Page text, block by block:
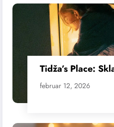
Tidža’s Place:
februar 12, 2026